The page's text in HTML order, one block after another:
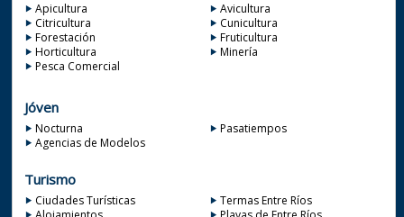
Apicultura
Avicultura
Citricultura
Cunicultura
Forestación
Fruticultura
Horticultura
Minería
Pesca Comercial
Jóven
Nocturna
Pasatiempos
Agencias de Modelos
Turismo
Ciudades Turísticas
Termas Entre Ríos